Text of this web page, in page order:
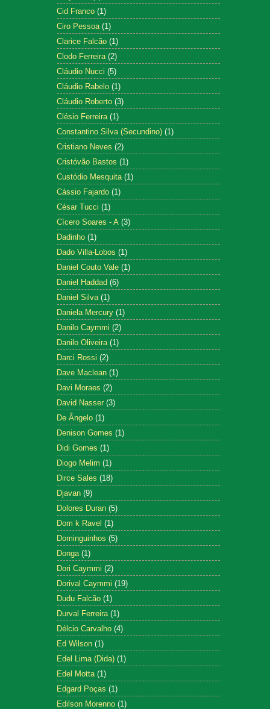
Cid Franco (1)
Ciro Pessoa (1)
Clarice Falcão (1)
Clodo Ferreira (2)
Cláudio Nucci (5)
Cláudio Rabelo (1)
Cláudio Roberto (3)
Clésio Ferreira (1)
Constantino Silva (Secundino) (1)
Cristiano Neves (2)
Cristóvão Bastos (1)
Custódio Mesquita (1)
Cássio Fajardo (1)
César Tucci (1)
Cícero Soares - A (3)
Dadinho (1)
Dado Villa-Lobos (1)
Daniel Couto Vale (1)
Daniel Haddad (6)
Daniel Silva (1)
Daniela Mercury (1)
Danilo Caymmi (2)
Danilo Oliveira (1)
Darci Rossi (2)
Dave Maclean (1)
Davi Moraes (2)
David Nasser (3)
De Ângelo (1)
Denison Gomes (1)
Didi Gomes (1)
Diogo Melim (1)
Dirce Sales (18)
Djavan (9)
Dolores Duran (5)
Dom k Ravel (1)
Dominguinhos (5)
Donga (1)
Dori Caymmi (2)
Dorival Caymmi (19)
Dudu Falcão (1)
Durval Ferreira (1)
Délcio Carvalho (4)
Ed Wilson (1)
Edel Lima (Dida) (1)
Edel Motta (1)
Edgard Poças (1)
Edilson Morenno (1)